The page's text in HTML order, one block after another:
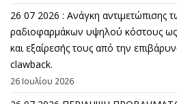
26 07 2026 : Ανάγκη αντιμετώπισης
ραδιοφαρμάκων υψηλού κόστους
και εξαίρεσής τους από την
clawback.
26 Ιουλίου 2026